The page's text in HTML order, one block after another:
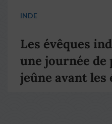
INDE
Les évêques
une journée de
jeûne avant les